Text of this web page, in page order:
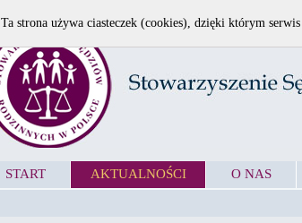
START AKTUALNOŚCI O NAS
Ta strona używa ciasteczek (cookies), dzięki którym